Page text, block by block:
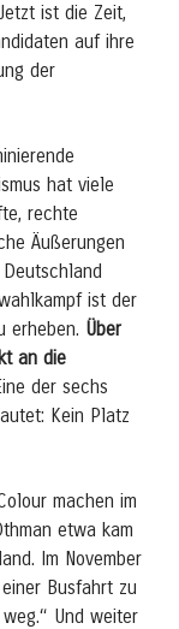
Jetzt ist die Zeit,
auf ihre
der
hat viele
rechte
Äußerungen
ist der
erheben. Über
an die
der sechs
Kein Platz
machen im
etwa kam
Im November
Busfahrt zu
Und weiter